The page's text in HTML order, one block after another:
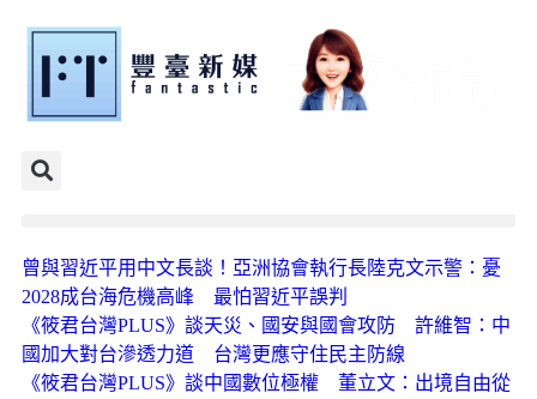
曾與習近平用中文長談！亞洲協會執行長陸克文示警：憂
2028成台海危機高峰 最怕習近平誤判
《筱君台灣PLUS》談天災、國安與國會攻防 許維智：中
國加大對台滲透力道 台灣更應守住民主防線
《筱君台灣PLUS》談中國數位極權 董立文：出境自由從